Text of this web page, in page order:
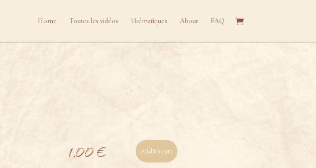
Home Toutes les vidéos Thématiques About FAQ
1,00€ Add to cart